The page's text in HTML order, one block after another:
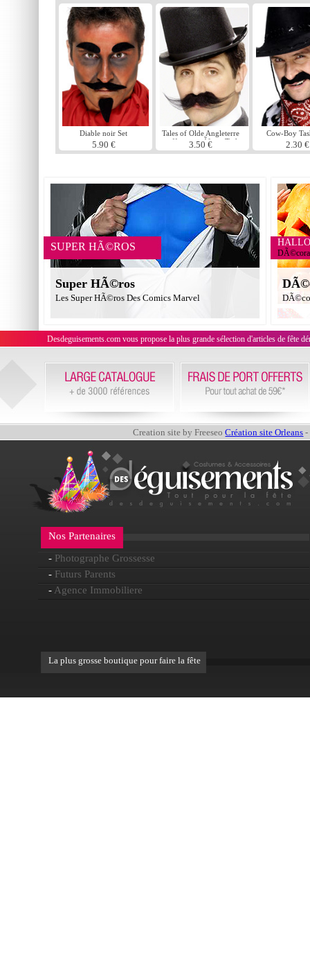
Diable noir Set
5.90 €
Tales of Olde Angleterre
touffue enquÃªteur Tash
3.50 €
Cow-Boy
2.30 €
SUPER HÃ©ROS
Super HÃ©ros
Les Super HÃ©ros Des Comics Marvel
Desdeguisements.com vous propose la plus grande sélection d'articles de fête
Creation site by FreeseoCréation site Orleans -
Nos Partenaires
- Photographe Grossesse
- Futurs Parents
- Agence Immobiliere
La plus grosse boutique pour faire la fête